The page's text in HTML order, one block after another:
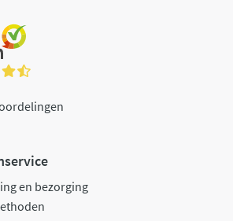
en bezorging